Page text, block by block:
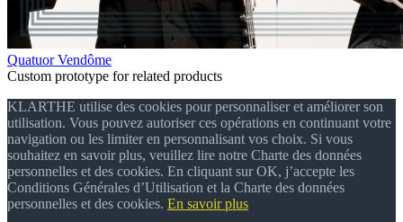
Quatuor Vendôme
Custom prototype for related products
KLARTHE utilise des cookies pour personnaliser et améliorer son
utilisation. Vous pouvez autoriser ces opérations en continuant votre
navigation ou les limiter en personnalisant vos choix. Si vous
souhaitez en savoir plus, veuillez lire notre Charte des données
personnelles et des cookies. En cliquant sur OK, j’accepte les
Conditions Générales d’Utilisation et la Charte des données
personnelles et des cookies. En savoir plus